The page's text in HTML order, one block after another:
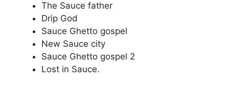
The Sauce father
Drip God
Sauce Ghetto gospel
New Sauce city
Sauce Ghetto gospel 2
Lost in Sauce.